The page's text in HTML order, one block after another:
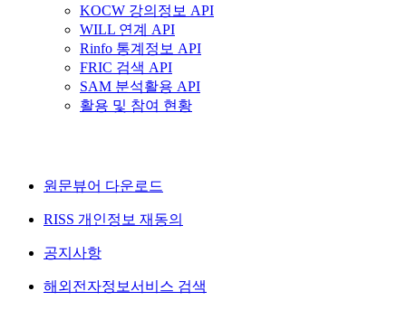
KOCW 강의정보 API
WILL 연계 API
Rinfo 통계정보 API
FRIC 검색 API
SAM 분석활용 API
활용 및 참여 현황
원문뷰어 다운로드
RISS 개인정보 재동의
공지사항
해외전자정보서비스 검색